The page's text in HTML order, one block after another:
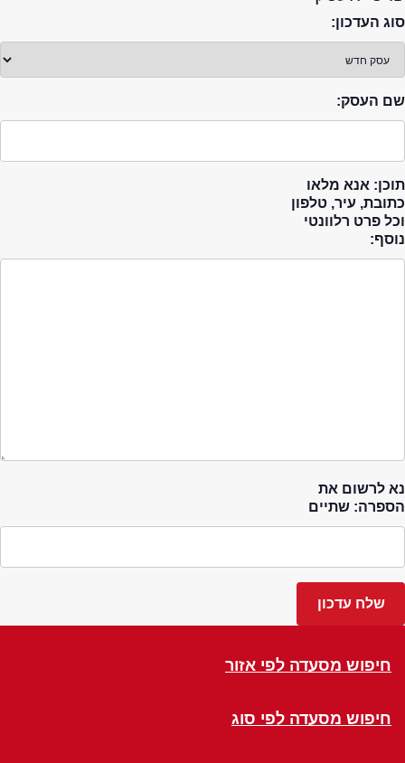
סוג העדכון:
שם העסק:
תוכן: אנא מלאו
כתובת, עיר, טלפון
וכל פרט רלוונטי
נוסף:
נא לרשום את
הספרה: שתיים
חיפוש מסעדה לפי אזור
חיפוש מסעדה לפי סוג